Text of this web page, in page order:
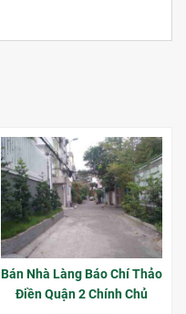
Bán Nhà Làng Báo Chí Thảo
Điền Quận 2 Chính Chủ